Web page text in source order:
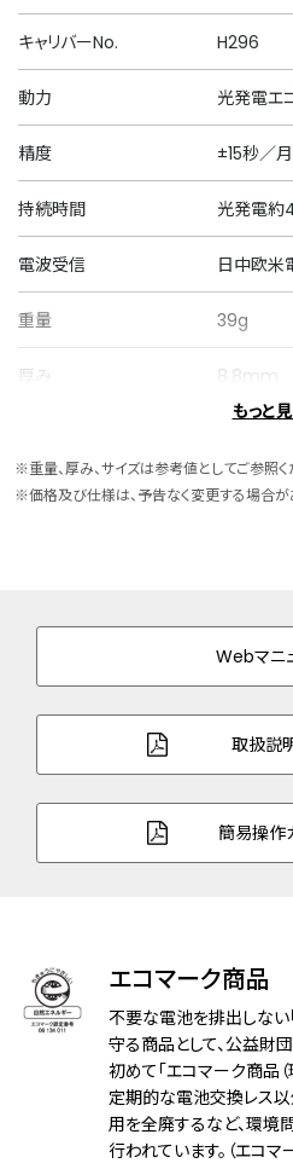
キャリバーNo. H296
動力 光発電エ
精度 ±15秒／
持続時間 光発電約
電波受信 日中欧米
重量 39g
厚み 8.8mm
ケース素材 スーパー
三ツ折れ
バンド幅 13.0mm
バンド調整可能サイ
106～
球面サフ
耐磁性能 １種耐磁
デザイン特徴 夜光(針)
充電残量
充電警告
もっと
※重量、厚み、サイズは参考値としてご参照く
※価格及び仕様は、予告なく変更する場合が
Webマニ
取扱説
簡易操作
エコマーク商品
不要な電池を排出しない
守る商品として、公益財
初めて「エコマーク商品（
定期的な電池交換レス以
用を全廃するなど、環境
行われています。（エコ